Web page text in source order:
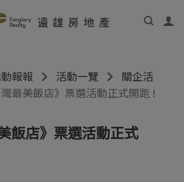
報報 活動一覽
關企活
灣最美飯店》票選活動正式開跑 !
飯店》票選活動正式